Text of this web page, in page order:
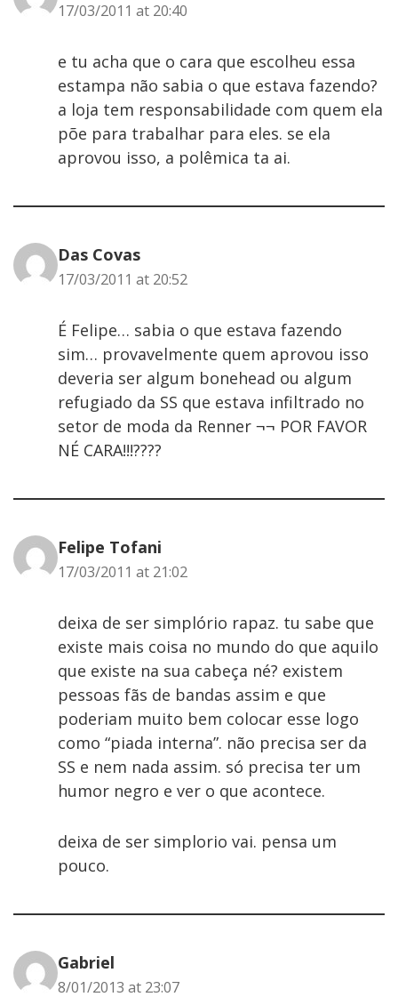
17/03/2011 at 20:40
e tu acha que o cara que escolheu essa
estampa não sabia o que estava fazendo?
a loja tem responsabilidade com quem ela
põe para trabalhar para eles. se ela
aprovou isso, a polêmica ta ai.
Das Covas
17/03/2011 at 20:52
É Felipe… sabia o que estava fazendo
sim… provavelmente quem aprovou isso
deveria ser algum bonehead ou algum
refugiado da SS que estava infiltrado no
setor de moda da Renner ¬¬ POR FAVOR
NÉ CARA!!!????
Felipe Tofani
17/03/2011 at 21:02
deixa de ser simplório rapaz. tu sabe que
existe mais coisa no mundo do que aquilo
que existe na sua cabeça né? existem
pessoas fãs de bandas assim e que
poderiam muito bem colocar esse logo
como “piada interna”. não precisa ser da
SS e nem nada assim. só precisa ter um
humor negro e ver o que acontece.
deixa de ser simplorio vai. pensa um
pouco.
Gabriel
8/01/2013 at 23:07